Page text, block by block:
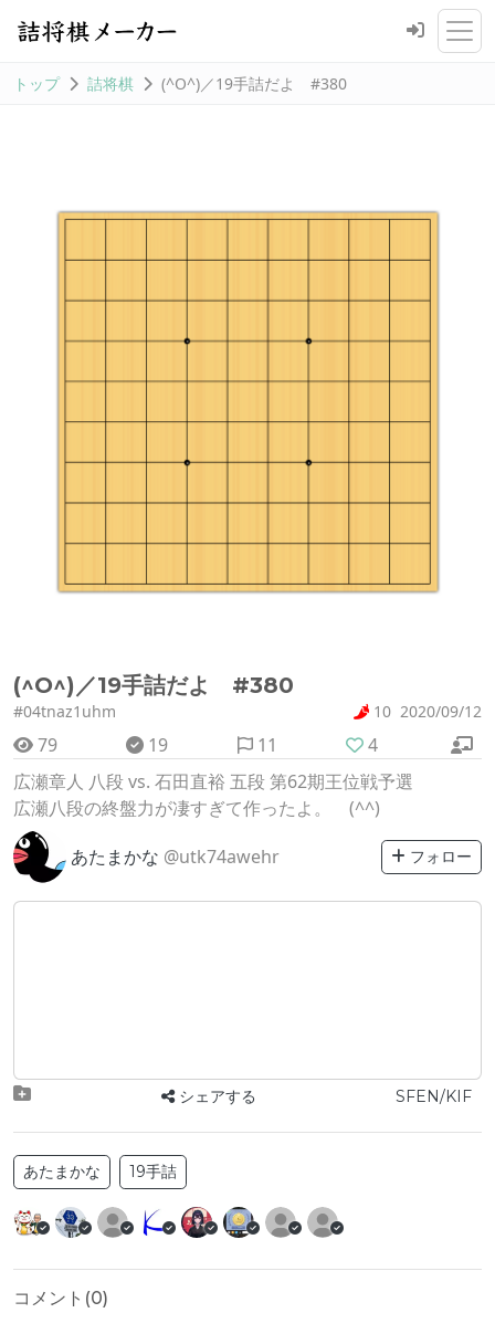
トップ 詰将棋 (^O^)／19手詰だよ #380
(^O^)／19手詰だよ #380
#04tnaz1uhm 10 2020/09/12
79 19 11
4
広瀬章人 八段 vs. 石田直裕 五段 第62期王位戦予選
広瀬八段の終盤力が凄すぎて作ったよ。 (^^)
あたまかな @utk74awehr フォロー
シェアする SFEN/KIF
あたまかな 19手詰
コメント(0)